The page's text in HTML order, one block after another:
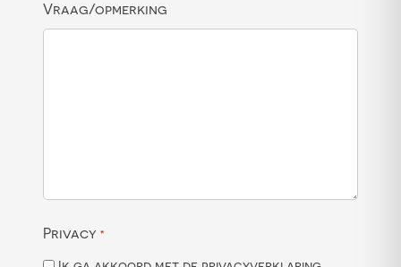
Vraag/opmerking
Privacy *